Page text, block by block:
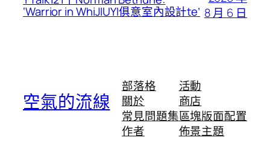
‘Warrior in WhiJIUYI俱意室內設計te’ 8 月 6 日
空氣的流線
部落格
關於
常見問題集
作者
活動
商店
區塊版面配置
佈景主題